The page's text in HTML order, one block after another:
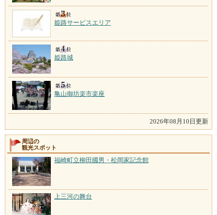
姫路サービスエリア
姫路城
亀山御坊楽市楽座
2026年08月10日更新
周辺の
観光スポット
福崎町立柳田國男・松岡家記念館
上三河の舞台